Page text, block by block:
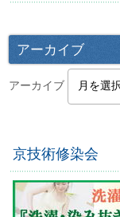
アーカイブ
アーカイブ
京技術修染会